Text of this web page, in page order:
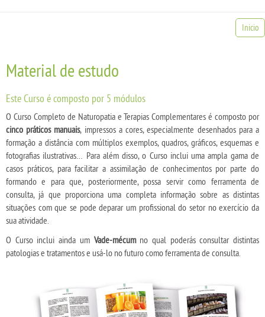
Inicio
Material de estudo
Este Curso é composto por 5 módulos
O Curso Completo de Naturopatia e Terapias Complementares é composto por
cinco práticos manuais, impressos a cores, especialmente desenhados para a
formação a distância com múltiplos exemplos, quadros, gráficos, esquemas e
fotografias ilustrativas… Para além disso, o Curso inclui uma ampla gama de
casos práticos, para facilitar a assimilação de conhecimentos por parte do
formando e para que, posteriormente, possa servir como ferramenta de
consulta, já que proporciona uma completa informação sobre as distintas
situações com que se pode deparar um profissional do setor no exercício da
sua atividade.
O Curso inclui ainda um Vade-mécumno qual poderás consultar distintas
patologias e tratamentos e usá-lo no futuro como ferramenta de consulta.